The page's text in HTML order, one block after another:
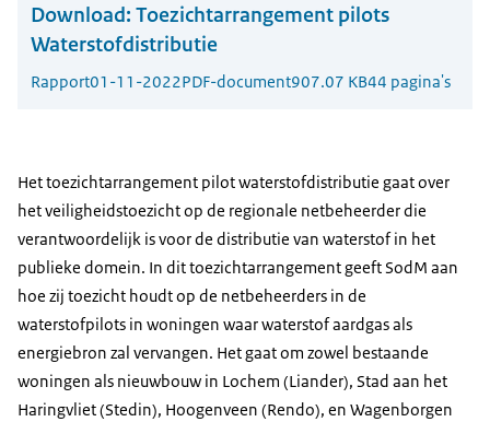
Download: Toezichtarrangement pilots
Waterstofdistributie
Rapport01-11-2022PDF-document907.07 KB44 pagina's
Het toezichtarrangement pilot waterstofdistributie gaat over
het veiligheidstoezicht op de regionale netbeheerder die
verantwoordelijk is voor de distributie van waterstof in het
publieke domein. In dit toezichtarrangement geeft SodM aan
hoe zij toezicht houdt op de netbeheerders in de
waterstofpilots in woningen waar waterstof aardgas als
energiebron zal vervangen. Het gaat om zowel bestaande
woningen als nieuwbouw in Lochem (Liander), Stad aan het
Haringvliet (Stedin), Hoogenveen (Rendo), en Wagenborgen